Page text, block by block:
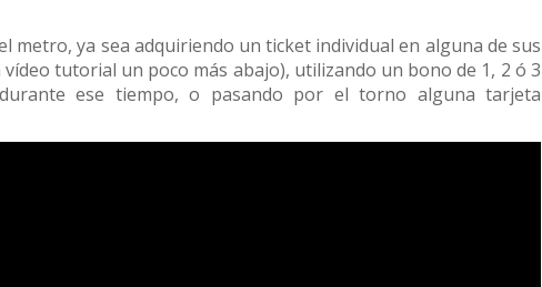
metro, ya sea adquiriendo un ticket individual en alguna de sus
tutorial un poco más abajo), utilizando un bono de 1, 2 ó 3
ese tiempo, o pasando por el torno alguna tarjeta